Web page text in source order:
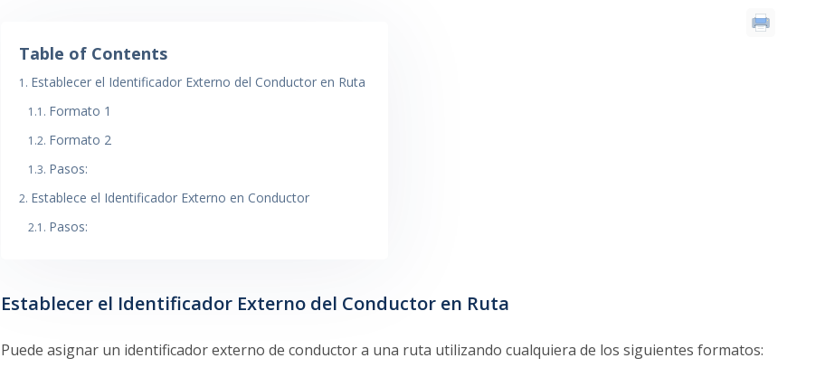
Table of Contents
Establecer el Identificador Externo del Conductor en Ruta
Formato 1
Formato 2
Pasos:
Establece el Identificador Externo en Conductor
Pasos:
Establecer el Identificador Externo del Conductor en Ruta
Puede asignar un identificador externo de conductor a una ruta utilizando cualquiera de los siguientes formatos: